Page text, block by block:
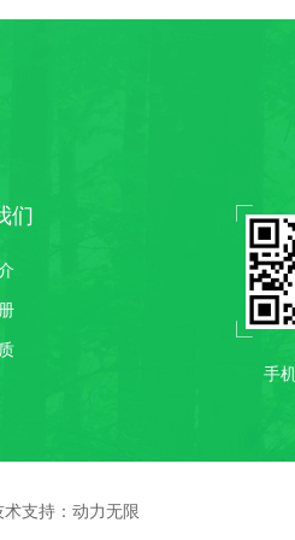
们
手
支持： 动力无限